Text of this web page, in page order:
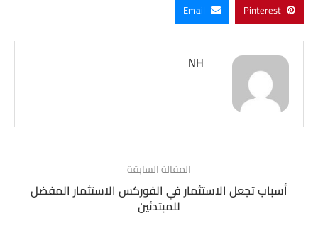
Pinterest
Email
NH
المقالة السابقة
أسباب تجعل الاستثمار في الفوركس الاستثمار المفضل
للمبتدئين